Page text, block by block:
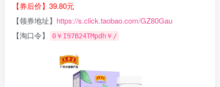
【券后价】39.80元
【领券地址】 https://s.click.taobao.com/GZ80Gau
【淘口令】
0￥I97B24TMpdh￥/